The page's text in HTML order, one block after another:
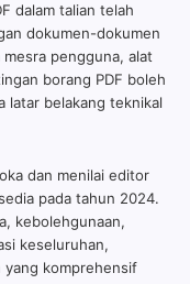
dalam talian telah
dokumen-dokumen
pengguna, alat
borang PDF boleh
latar belakang teknikal
dan menilai editor
pada tahun 2024.
kebolehgunaan,
keseluruhan,
yang komprehensif